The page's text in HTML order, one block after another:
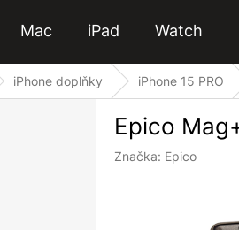
Mac iPad Watch
iPhone doplňky iPhone 15 PRO
Epico
Značka: Epico